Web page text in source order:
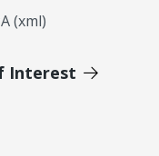
(xml)
Interest